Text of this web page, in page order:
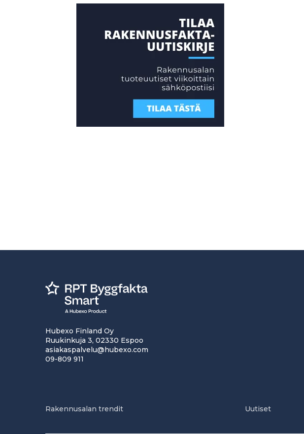
Hubexo Finland Oy
Ruukinkuja 3, 02330 Espoo
asiakaspalvelu@hubexo.com
09-809 911
Rakennusalan trendit Uutiset